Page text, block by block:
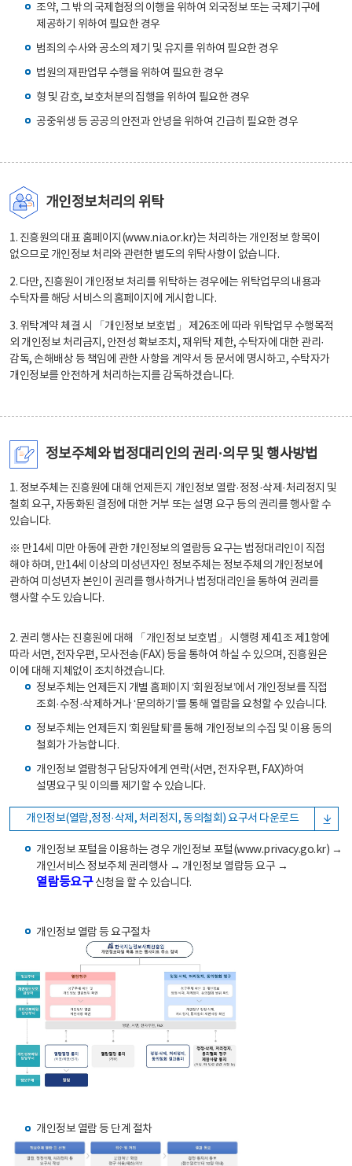
조약, 그 밖의 국제협정의 이행을 위하여 외국정보 또는 국제기구에
제공하기 위하여 필요한 경우
범죄의 수사와 공소의 제기 및 유지를 위하여 필요한 경우
법원의 재판업무 수행을 위하여 필요한 경우
형 및 감호, 보호처분의 집행을 위하여 필요한 경우
공중위생 등 공공의 안전과 안녕을 위하여 긴급히 필요한 경우
개인정보처리의 위탁
1. 진흥원의 대표 홈페이지(www.nia.or.kr)는 처리하는 개인정보 항목이
없으므로 개인정보 처리와 관련한 별도의 위탁사항이 없습니다.
2. 다만, 진흥원이 개인정보 처리를 위탁하는 경우에는 위탁업무의 내용과
수탁자를 해당 서비스의 홈페이지에 게시합니다.
3. 위탁계약 체결 시 「개인정보 보호법」 제26조에 따라 위탁업무 수행목적
외 개인정보 처리금지, 안전성 확보조치, 재위탁 제한, 수탁자에 대한 관리·
감독, 손해배상 등 책임에 관한 사항을 계약서 등 문서에 명시하고, 수탁자가
개인정보를 안전하게 처리하는지를 감독하겠습니다.
정보주체와 법정대리인의 권리·의무 및 행사방법
1. 정보주체는 진흥원에 대해 언제든지 개인정보 열람·정정·삭제·처리정지 및
철회 요구, 자동화된 결정에 대한 거부 또는 설명 요구 등의 권리를 행사할 수
있습니다.
※ 만14세 미만 아동에 관한 개인정보의 열람등 요구는 법정대리인이 직접
해야 하며, 만14세 이상의 미성년자인 정보주체는 정보주체의 개인정보에
관하여 미성년자 본인이 권리를 행사하거나 법정대리인을 통하여 권리를
행사할 수도 있습니다.
2. 권리 행사는 진흥원에 대해 「개인정보 보호법」 시행령 제41조 제1항에
따라 서면, 전자우편, 모사전송(FAX) 등을 통하여 하실 수 있으며, 진흥원은
이에 대해 지체없이 조치하겠습니다.
정보주체는 언제든지 개별 홈페이지 ‘회원정보’에서 개인정보를 직접
조회·수정·삭제하거나 ‘문의하기’를 통해 열람을 요청할 수 있습니다.
정보주체는 언제든지 ‘회원탈퇴’를 통해 개인정보의 수집 및 이용 동의
철회가 가능합니다.
개인정보 열람청구 담당자에게 연락(서면, 전자우편, FAX)하여
설명요구 및 이의를 제기할 수 있습니다.
개인정보(열람,정정·삭제, 처리정지, 동의철회) 요구서 다운로드
개인정보 포털을 이용하는 경우 개인정보 포털(www.privacy.go.kr) →
개인서비스 정보주체 권리행사 → 개인정보 열람등 요구 →
열람등요구신청을 할 수 있습니다.
개인정보 열람 등 요구절차
개인정보 열람 등 단계 절차